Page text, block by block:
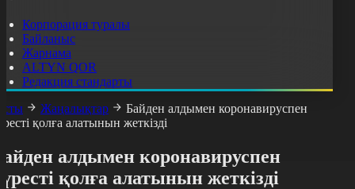
Корпорация туралы
Байланыс
Жарнама
ALTYN QOR
Редакция стандарты
Жаңалықтар
Байден алдымен коронавируспен
қолға алатынын жеткізді
алдымен коронавируспен
қолға алатынын жеткізді